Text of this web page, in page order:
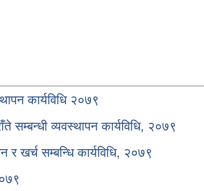
कार्यविधि २०७९
सम्बन्धी व्यवस्थापन कार्यविधि, २०७९
र खर्च सम्बन्धि कार्यविधि, २०७९